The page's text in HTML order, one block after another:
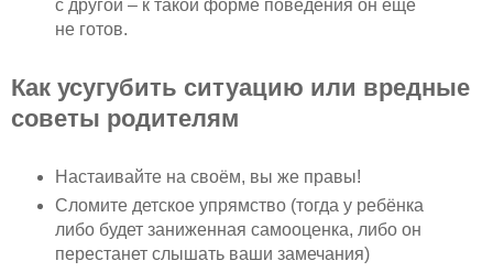
с другой – к такой форме поведения он ещё
не готов.
Как усугубить ситуацию или вредные
советы родителям
Настаивайте на своём, вы же правы!
Сломите детское упрямство (тогда у ребёнка
либо будет заниженная самооценка, либо он
перестанет слышать ваши замечания)